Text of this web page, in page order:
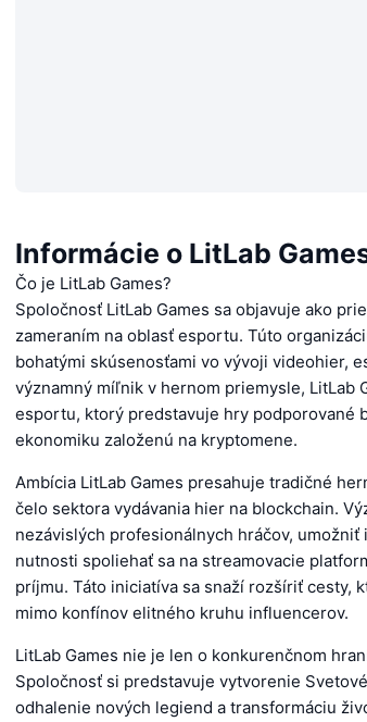
Informácie o LitLab
Čo je LitLab Games?
Spoločnosť LitLab Games sa objavuje ako
zameraním na oblasť esportu. Túto
bohatými skúsenosťami vo vývoji videohier,
významný míľnik v hernom priemysle, LitLab
esportu, ktorý predstavuje hry podporované
ekonomiku založenú na kryptomene.
Ambícia LitLab Games presahuje tradičné
čelo sektora vydávania hier na blockchain.
nezávislých profesionálnych hráčov,
nutnosti spoliehať sa na streamovacie
príjmu. Táto iniciatíva sa snaží rozšíriť cesty,
mimo konfínov elitného kruhu influencerov.
LitLab Games nie je len o konkurenčnom
Spoločnosť si predstavuje vytvorenie
odhalenie nových legiend a transformáciu